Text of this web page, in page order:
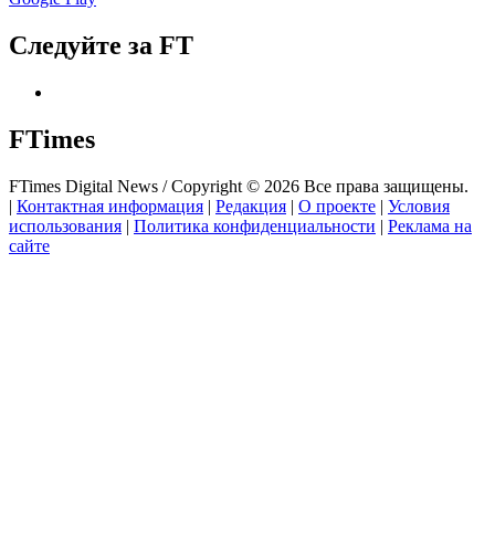
Следуйте за FT
FTimes
FTimes Digital News / Copyright © 2026 Все права защищены.
| Контактная информация | Редакция | О проекте | Условия
использования | Политика конфиденциальности | Реклама на
сайте